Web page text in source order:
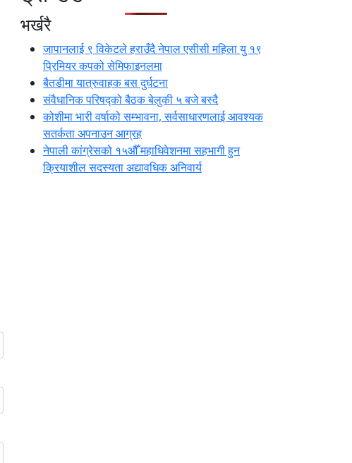
भर्खरै
जापानलाई ९ विकेटले हराउँदै नेपाल एसीसी महिला यु १९
प्रिमियर कपको सेमिफाइनलमा
बैतडीमा यात्रुवाहक बस दुर्घटना
संवैधानिक परिषद्को बैठक बेलुकी ५ बजे बस्दै
कोशीमा भारी वर्षाको सम्भावना, सर्वसाधारणलाई आवश्यक
सतर्कता अपनाउन आग्रह
नेपाली कांग्रेसको १५औँ महाधिवेशनमा सहभागी हुन
क्रियाशील सदस्यता अद्यावधिक अनिवार्य